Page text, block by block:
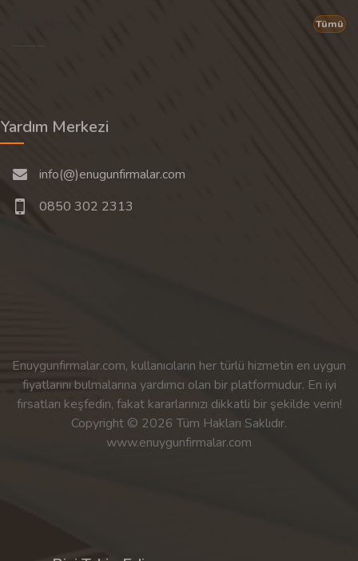
Tümü
Yardım Merkezi
info(@)enugunfirmalar.com
0850 302 2313
Enuygunfirmalar.com, kullanıcıların her türlü hizmetin en uygun
fiyatlarını bulmalarına yardımcı olan bir platformudur. En iyi
fırsatları keşfedin, fakat kararlarınızı dikkatli bir şekilde verin!
Copyright © 2026 Tüm Hakları Saklıdır.
www.enuygunfirmalar.com